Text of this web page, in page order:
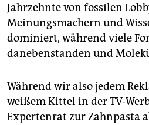
Jahrzehnte von fossilen
Meinungsmachern und
dominiert, während viele
danebenstanden und
Während wir also jedem
weißem Kittel in der TV-
Expertenrat zur Zahnpasta